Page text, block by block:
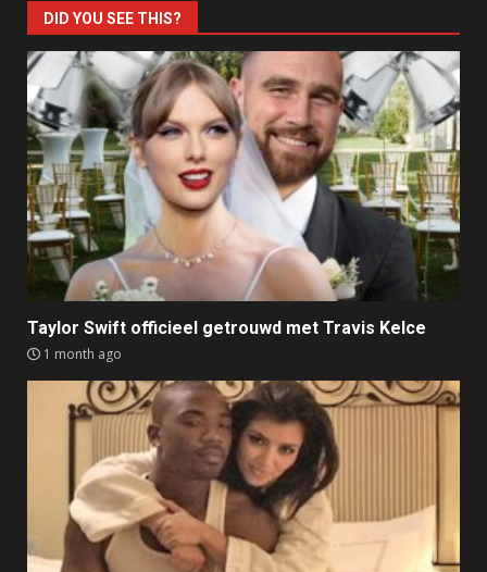
DID YOU SEE THIS?
Taylor Swift officieel getrouwd met Travis Kelce
1 month ago